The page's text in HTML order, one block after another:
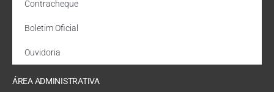
Contracheque
Boletim Oficial
Ouvidoria
ÁREA ADMINISTRATIVA